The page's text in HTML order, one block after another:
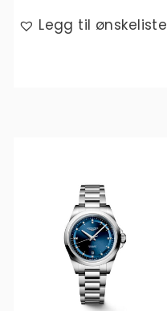
Legg til ønskeliste